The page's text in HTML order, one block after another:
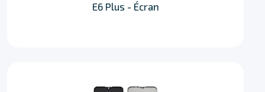
E6 Plus - Écran